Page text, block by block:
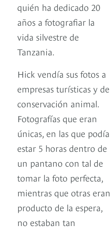
quién ha dedicado 20
años a fotografiar la
vida silvestre de
Tanzania.
Hick vendía sus fotos a
empresas turísticas y de
conservación animal.
Fotografías que eran
únicas, en las que podía
estar 5 horas dentro de
un pantano con tal de
tomar la foto perfecta,
mientras que otras eran
producto de la espera,
no estaban tan